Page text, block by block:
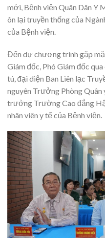
mới, Bệnh viện Quân Dân Y
ôn lại truyền thống của
của Bệnh viện.
Đến dự chương trình gặp
Giám đốc, Phó Giám đốc
tú, đại diện Ban Liên lạc
nguyên Trưởng Phòng Quân
trưởng Trường Cao đẳng
nhân viên y tế của Bệnh viện.